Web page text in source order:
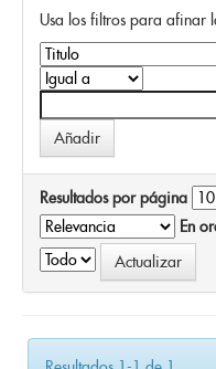
Usa los filtros para afinar
Resultados por página
En